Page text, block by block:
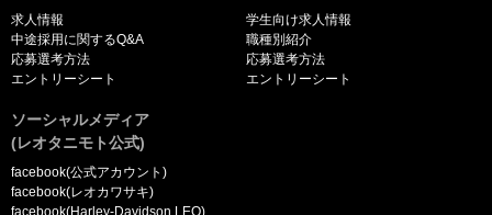
求人情報
中途採用に関するQ&A
応募選考方法
エントリーシート
学生向け求人情報
職種別紹介
応募選考方法
エントリーシート
ソーシャルメディア
(レオタニモト公式)
facebook(公式アカウント)
facebook(レオカワサキ)
facebook(Harley-Davidson LEO)